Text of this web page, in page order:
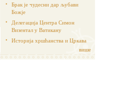
Брак је чудесни дар љубави
Божје
Делегација Центра Симон
Визентал у Ватикану
Историја хршћанства и Цркава
више